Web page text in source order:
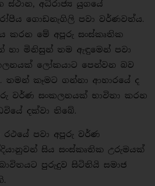
අධිරාජ්‍ය යුගයේ
ගොඩනැගිලි පවා වර්ණවත්ය.
කරන මේ අපූරු සංස්කෘතික
හා මිනිසුන් තම ඇඳුමෙන් පවා
ලෝකයාට පෙන්වන බව
තමන් කෑමට ගන්නා ආහාරයේ ද
වර්ණ සංකලනයක් භාවිතා කරන
දක්වා තිබේ.
පවා අපූරු වර්ණ
සිය සංස්කෘතික උරුමයක්
පුරුදුව සිටිතියි සමාජ